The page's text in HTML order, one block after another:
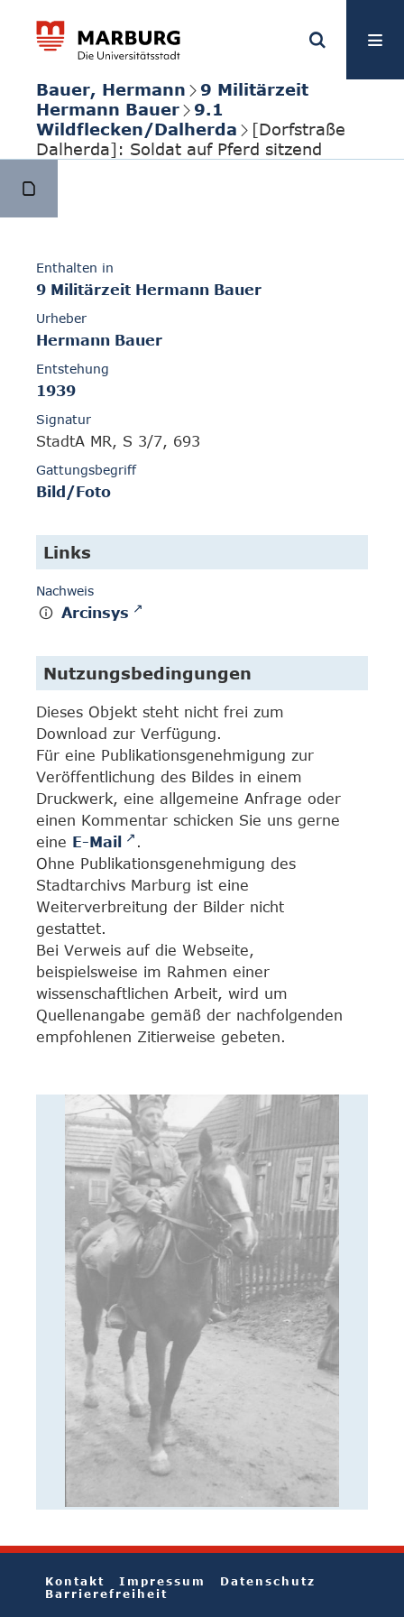
Bauer, Hermann
9 Militärzeit
Hermann Bauer
9.1
Wildflecken/Dalherda
[Dorfstraße
Dalherda]: Soldat auf Pferd sitzend
Enthalten in
9 Militärzeit Hermann Bauer
Urheber
Hermann Bauer
Entstehung
1939
Signatur
StadtA MR, S 3/7, 693
Gattungsbegriff
Bild/Foto
Links
Nachweis
Arcinsys
Nutzungsbedingungen
Dieses Objekt steht nicht frei zum
Download zur Verfügung.
Für eine Publikationsgenehmigung zur
Veröffentlichung des Bildes in einem
Druckwerk, eine allgemeine Anfrage oder
einen Kommentar schicken Sie uns gerne
eine E-Mail
.
Ohne Publikationsgenehmigung des
Stadtarchivs Marburg ist eine
Weiterverbreitung der Bilder nicht
gestattet.
Bei Verweis auf die Webseite,
beispielsweise im Rahmen einer
wissenschaftlichen Arbeit, wird um
Quellenangabe gemäß der nachfolgenden
empfohlenen Zitierweise gebeten.
Kontakt Impressum
Datenschutz
Barrierefreiheit